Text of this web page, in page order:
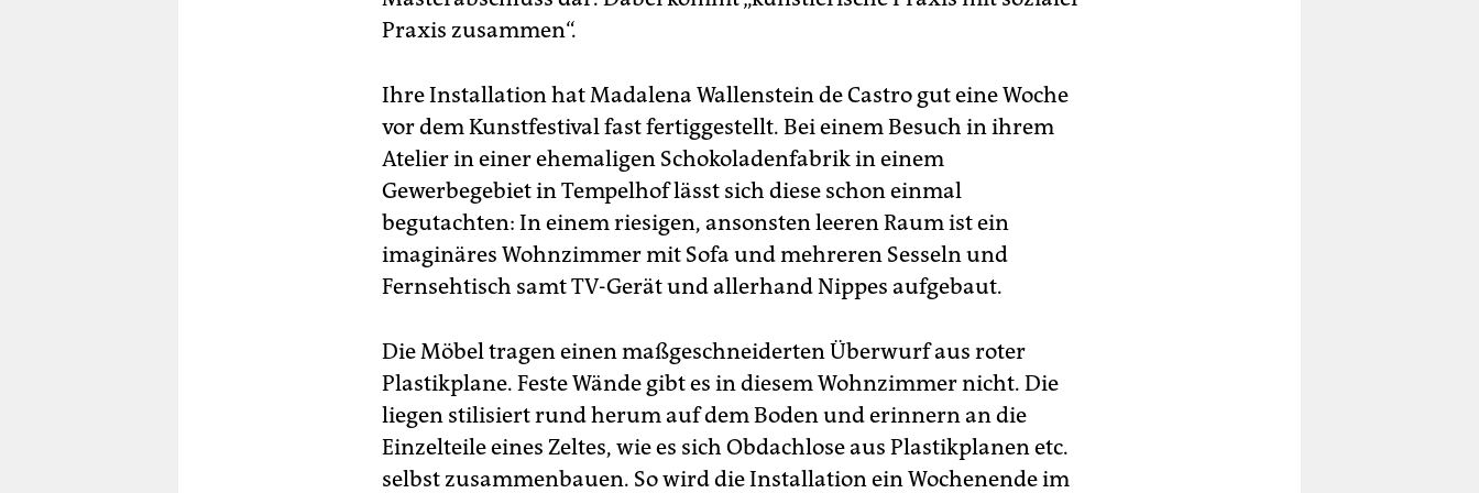
Praxis zusammen“.
Ihre Installation hat Madalena Wallenstein de Castro gut eine Woche
vor dem Kunstfestival fast fertiggestellt. Bei einem Besuch in ihrem
Atelier in einer ehemaligen Schokoladenfabrik in einem
Gewerbegebiet in Tempelhof lässt sich diese schon einmal
begutachten: In einem riesigen, ansonsten leeren Raum ist ein
imaginäres Wohnzimmer mit Sofa und mehreren Sesseln und
Fernsehtisch samt TV-Gerät und allerhand Nippes aufgebaut.
Die Möbel tragen einen maßgeschneiderten Überwurf aus roter
Plastikplane. Feste Wände gibt es in diesem Wohnzimmer nicht. Die
liegen stilisiert rund herum auf dem Boden und erinnern an die
Einzelteile eines Zeltes, wie es sich Obdachlose aus Plastikplanen etc.
selbst zusammenbauen. So wird die Installation ein Wochenende im